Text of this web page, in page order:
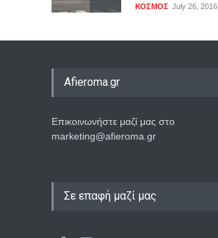
ΚΟΣΜΟΣ July 26, 2016
Afieroma.gr
Επικοινωνήστε μαζί μας στο
marketing@afieroma.gr
Σε επαφή μαζί μας